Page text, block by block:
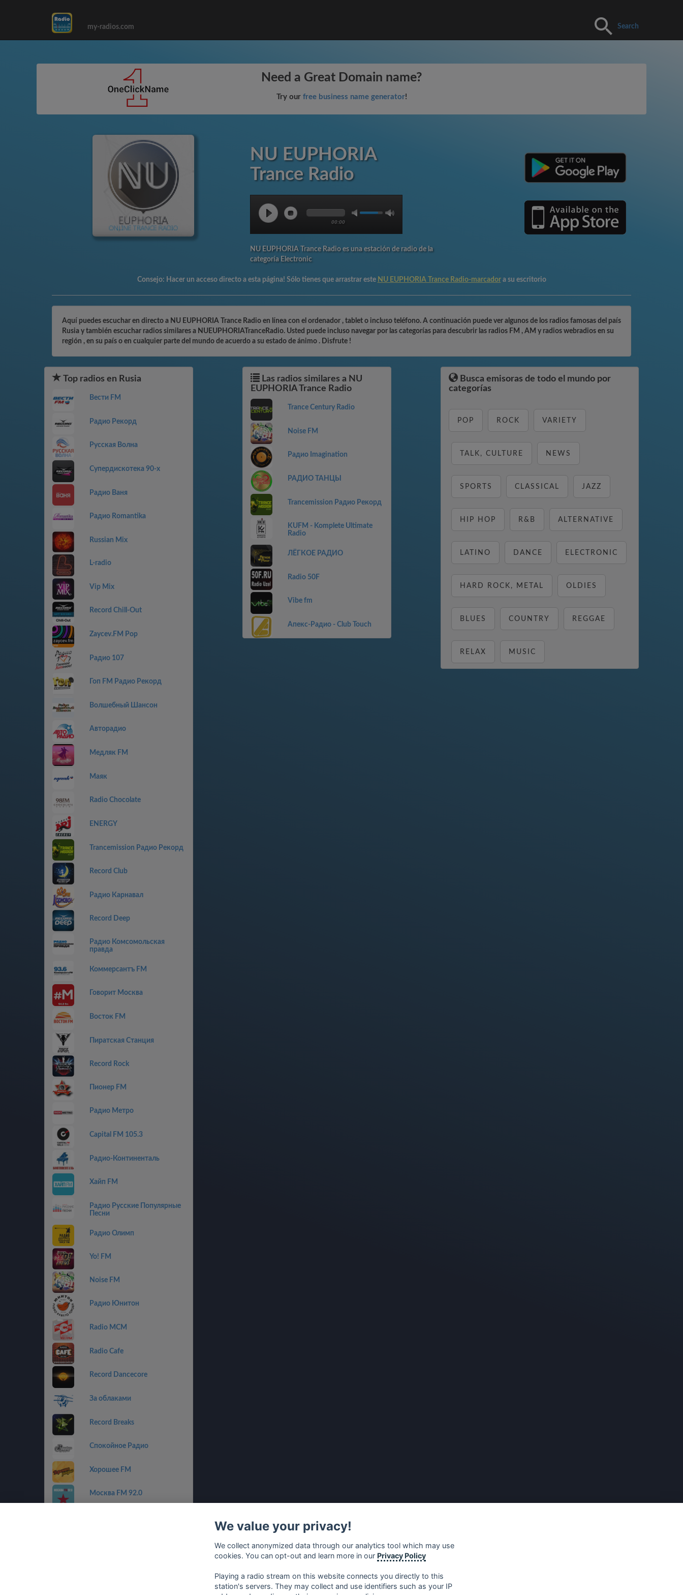
my-radios.com Search
Need a Great Domain name?
Try our free business name generator!
NU EUPHORIA
Trance Radio
00:00
NU EUPHORIA Trance Radio es una estación de radio de la
categoría Electronic
Consejo: Hacer un acceso directo a esta página! Sólo tienes que arrastrar este NU EUPHORIA Trance Radio-marcador a su escritorio
Aquí puedes escuchar en directo a NU EUPHORIA Trance Radio en línea con el ordenador , tablet o incluso teléfono. A continuación puede ver algunos de los radios famosas del país
Rusia y también escuchar radios similares a NUEUPHORIATranceRadio. Usted puede incluso navegar por las categorías para descubrir las radios FM , AM y radios webradios en su
región , en su país o en cualquier parte del mundo de acuerdo a su estado de ánimo . Disfrute !
Top radios en Rusia
Вести FM
Радио Рекорд
Русская Волна
Супердискотека 90-х
Радио Ваня
Радио Romantika
Russian Mix
L-radio
Vip Mix
Record Chill-Out
Zaycev.FM Pop
Радио 107
Гоп FM Радио Рекорд
Волшебный Шансон
Авторадио
Медляк FM
Маяк
Radio Chocolate
ENERGY
Trancemission Радио Рекорд
Record Club
Радио Карнавал
Record Deep
Радио Комсомольская
правда
Коммерсантъ FM
Говорит Москва
Восток FM
Пиратская Станция
Record Rock
Пионер FM
Радио Метро
Capital FM 105.3
Радио-Континенталь
Хайп FM
Радио Русские Популярные
Песни
Радио Олимп
Yo! FM
Noise FM
Радио Юнитон
Radio MCM
Radio Cafe
Record Dancecore
За облаками
Record Breaks
Спокойное Радио
Хорошее FM
Москва FM 92.0
Las radios similares a NU
EUPHORIA Trance Radio
Trance Century Radio
Noise FM
Радио Imagination
РАДИО ТАНЦЫ
Trancemission Радио Рекорд
KUFM - Komplete Ultimate
Radio
ЛЁГКОЕ РАДИО
Radio 50F
Vibe fm
Апекс-Радио - Club Touch
Busca emisoras de todo el mundo por
categorías
POP ROCK VARIETY
TALK, CULTURE NEWS
SPORTS CLASSICAL JAZZ
HIP HOP R&B ALTERNATIVE
LATINO DANCE ELECTRONIC
HARD ROCK, METAL OLDIES
BLUES COUNTRY REGGAE
RELAX MUSIC
We value your privacy!
We collect anonymized data through our analytics tool which may use
cookies. You can opt-out and learn more in our Privacy Policy
Playing a radio stream on this website connects you directly to this
station's servers. They may collect and use identifiers such as your IP